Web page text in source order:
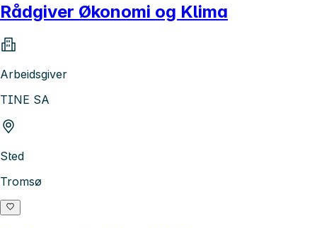
Rådgiver Økonomi og Klima
Arbeidsgiver
TINE SA
Sted
Tromsø